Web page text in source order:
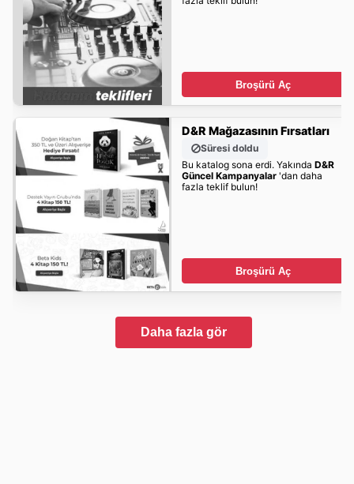
Broşürü Aç
D&R Mağazasının Fırsatları
Süresi doldu
Bu katalog sona erdi. Yakında D&R
Güncel Kampanyalar'dan daha
fazla teklif bulun!
Broşürü Aç
Daha fazla gör